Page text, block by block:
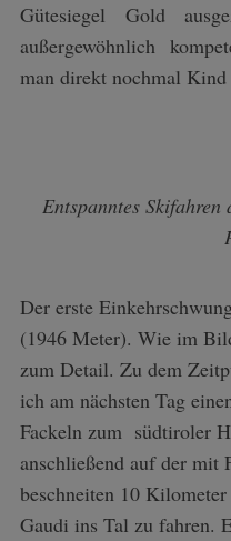
Gütesiegel Gold
außergewöhnlich
man direkt nochmal Kind
Entspanntes
Der erste
(1946 Meter). Wie im
zum Detail. Zu dem
ich am nächsten Tag
Fackeln zum südtiroler
anschließend auf der mit
beschneiten 10
Gaudi ins Tal zu fahren.